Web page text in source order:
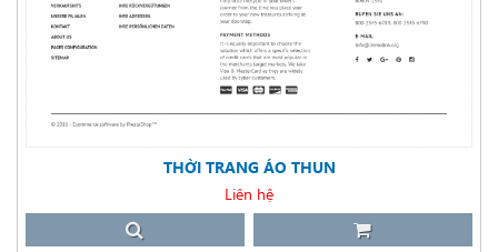
THỜI TRANG ÁO THUN
Liên hệ